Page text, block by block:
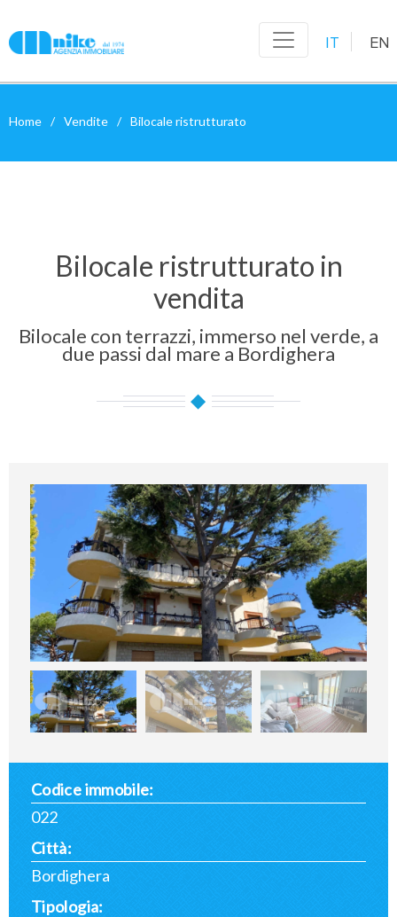
IT EN
Home Vendite Bilocale ristrutturato
Bilocale ristrutturato in
vendita
Bilocale con terrazzi, immerso nel verde, a
due passi dal mare a Bordighera
Codice immobile:
022
Città:
Bordighera
Tipologia: